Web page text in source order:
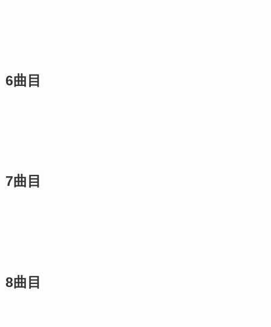
6曲目
7曲目
8曲目